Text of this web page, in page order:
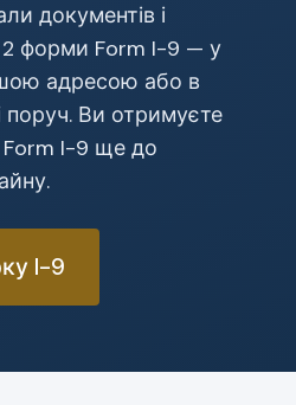
документів і
форми Form I-9 — у
адресою або в
поруч. Ви отримуєте
Form I-9 ще до
I-9